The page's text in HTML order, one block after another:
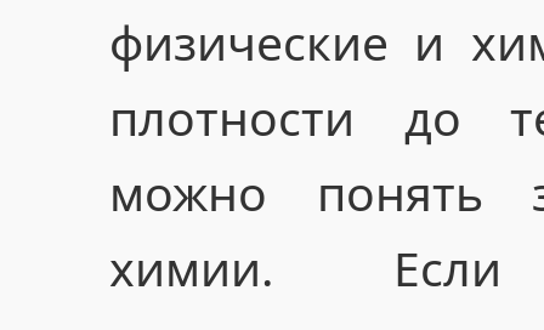
физические и
плотности до
можно понять
химии.